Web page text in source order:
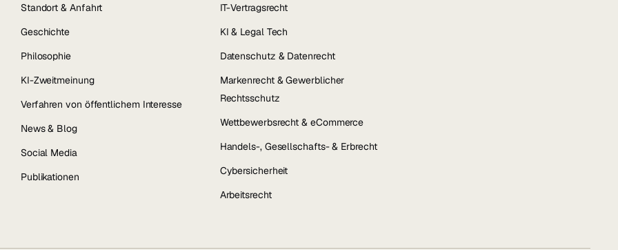
Standort & Anfahrt
Geschichte
Philosophie
KI-Zweitmeinung
Verfahren von öffentlichem Interesse
News & Blog
Social Media
Publikationen
IT-Vertragsrecht
KI & Legal Tech
Datenschutz & Datenrecht
Markenrecht & Gewerblicher
Rechtsschutz
Wettbewerbsrecht & eCommerce
Handels-, Gesellschafts- & Erbrecht
Cybersicherheit
Arbeitsrecht